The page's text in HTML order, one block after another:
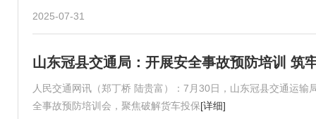
2025-07-31
山东冠县交通局：开展安全事故预防培训 筑
人民交通网讯（郑丁桥 陆贵富）：7月30日，山东冠县交通运
全事故预防培训会，聚焦破解货车投保[详细]